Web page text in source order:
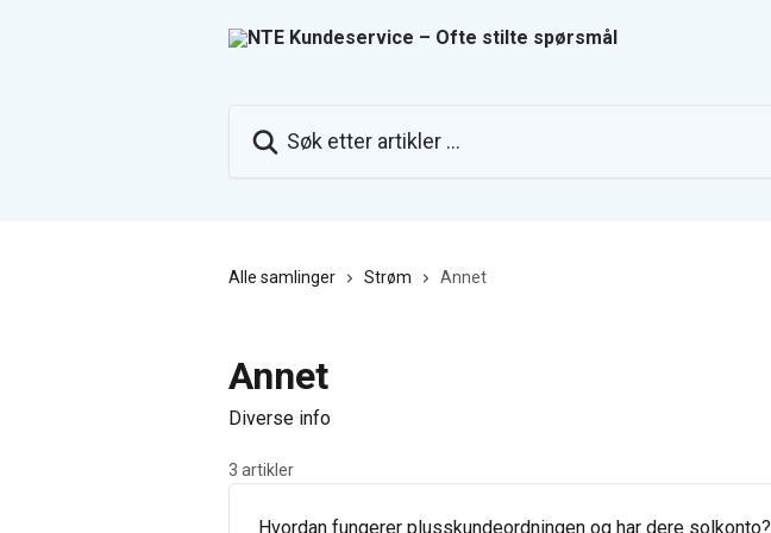
Alle samlinger Strøm Annet
Annet
Diverse info
3 artikler
Hvordan fungerer plusskundeordningen og har dere solkonto?